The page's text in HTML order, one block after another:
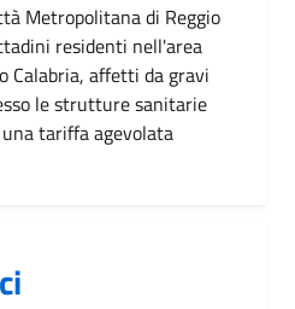
Metropolitana di Reggio
residenti nell'area
Calabria, affetti da gravi
le strutture sanitarie
tariffa agevolata